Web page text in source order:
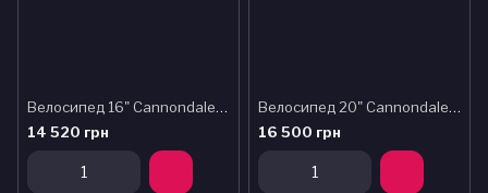
Велосипед 16" Cannondale TRAIL SS GIRLS 2024 бірюзовий
14 520 грн
Велосипед 20" Cannondale TRAIL SS OS 2025
16 500 грн